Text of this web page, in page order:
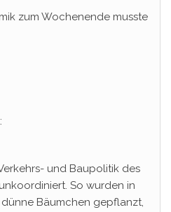
zum Wochenende musste
und Baupolitik des
So wurden in
Bäumchen gepflanzt,